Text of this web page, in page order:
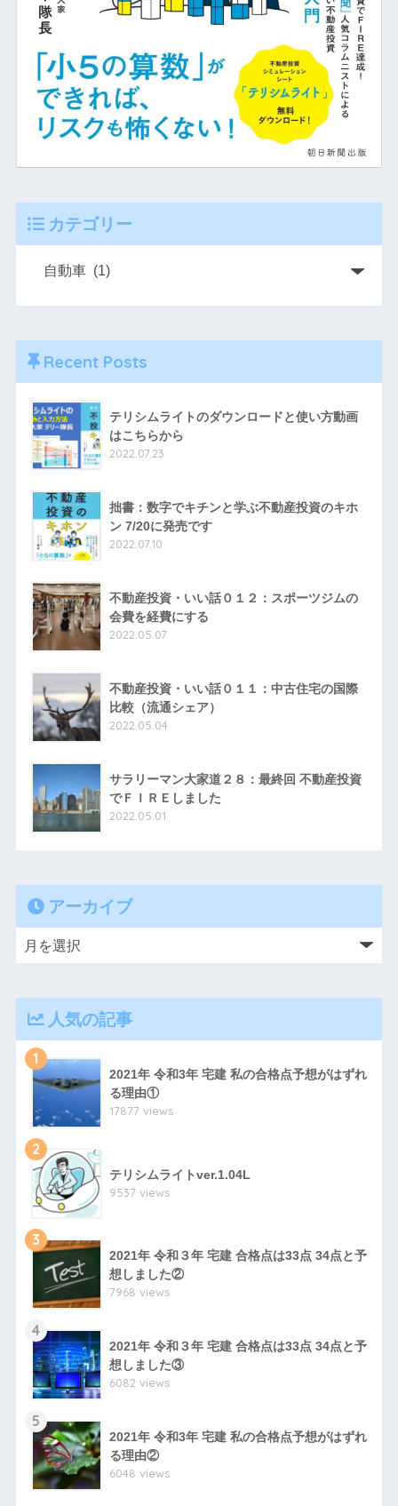
カテゴリー
Recent Posts
テリシムライトのダウンロードと使い方動画
はこちらから
2022.07.23
拙書：数字でキチンと学ぶ不動産投資のキホ
ン 7/20に発売です
2022.07.10
不動産投資・いい話０１２：スポーツジムの
会費を経費にする
2022.05.07
不動産投資・いい話０１１：中古住宅の国際
比較（流通シェア）
2022.05.04
サラリーマン大家道２８：最終回 不動産投資
でＦＩＲＥしました
2022.05.01
アーカイブ
人気の記事
1
2021年 令和3年 宅建 私の合格点予想がはずれ
る理由①
17877 views
2
テリシムライトver.1.04L
9537 views
3
2021年 令和３年 宅建 合格点は33点 34点と予
想しました②
7968 views
4
2021年 令和３年 宅建 合格点は33点 34点と予
想しました③
6082 views
5
2021年 令和3年 宅建 私の合格点予想がはずれ
る理由②
6048 views